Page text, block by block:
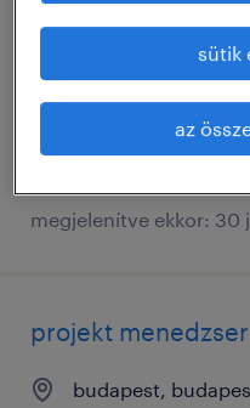
budapest,
határozatlan idejű
főiskolai,
megjelenítve ekkor: 30
projekt
budapest,
sütik
az